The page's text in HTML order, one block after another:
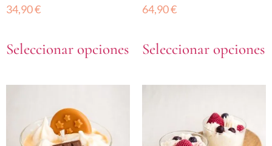
34,90€
Seleccionar opciones
64,90€
Seleccionar opciones